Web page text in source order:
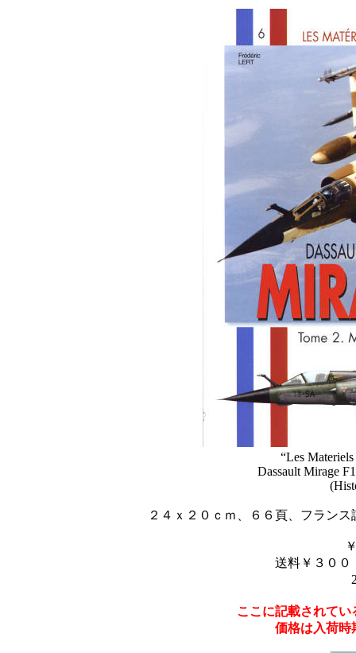
“Les
Dassault Mirage
２４ｘ２０ｃｍ、６６頁、フラン
送料￥３００
ここに記載されて
価格は入荷時